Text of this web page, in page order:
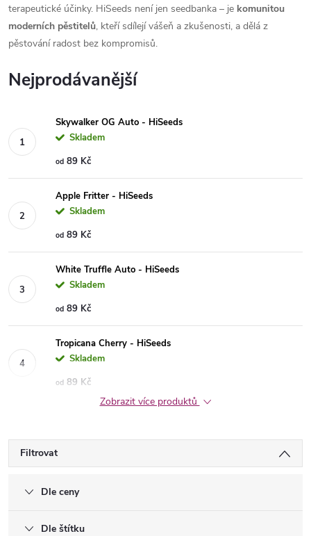
terapeutické účinky. HiSeeds není jen seedbanka – je komunitou
moderních pěstitelů, kteří sdílejí vášeň a zkušenosti, a dělá z
pěstování radost bez kompromisů.
Nejprodávanější
Skywalker OG Auto - HiSeeds
Skladem
od 89 Kč
Apple Fritter - HiSeeds
Skladem
od 89 Kč
White Truffle Auto - HiSeeds
Skladem
od 89 Kč
Tropicana Cherry - HiSeeds
Skladem
od 89 Kč
Zobrazit více produktů
Filtrovat
Dle ceny
Dle štítku